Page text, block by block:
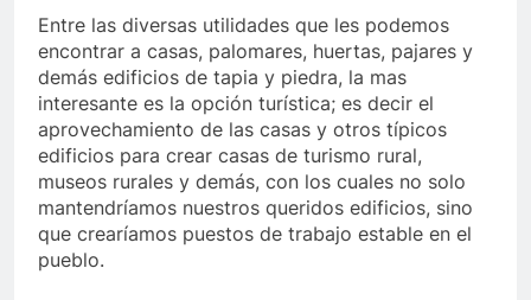
Entre las diversas utilidades que les podemos
encontrar a casas, palomares, huertas, pajares y
demás edificios de tapia y piedra, la mas
interesante es la opción turística; es decir el
aprovechamiento de las casas y otros típicos
edificios para crear casas de turismo rural,
museos rurales y demás, con los cuales no solo
mantendríamos nuestros queridos edificios, sino
que crearíamos puestos de trabajo estable en el
pueblo.